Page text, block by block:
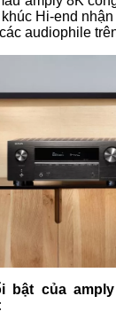
Hi-end
audiophile
bật của